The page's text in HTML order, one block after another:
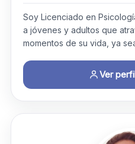
Soy Licenciado en
a jóvenes y adultos que
momentos de su vida, ya
Ver